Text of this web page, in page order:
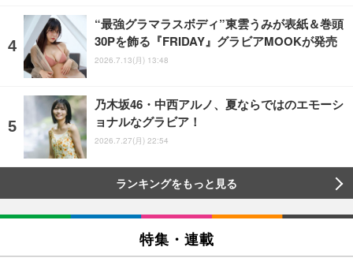
“最強グラマラスボディ”東雲うみが表紙＆巻頭
30Pを飾る『FRIDAY』グラビアMOOKが発売
2026.7.13(月) 13:48
乃木坂46・中西アルノ、夏ならではのエモーシ
ョナルなグラビア！
2026.7.27(月) 22:54
ランキングをもっと見る
特集・連載